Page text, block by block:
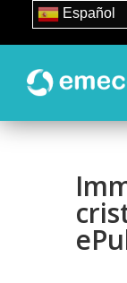
93
Español